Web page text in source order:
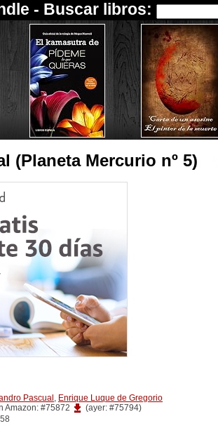
- Buscar libros:
(Planeta Mercurio nº 5)
Pascual , Enrique Luque de Gregorio
Amazon: #75872
(ayer: #75794)